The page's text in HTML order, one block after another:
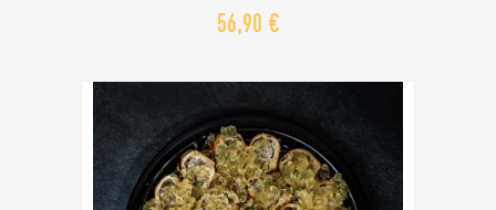
56,90 €